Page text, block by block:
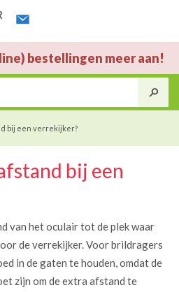
bestellingen meer aan!
bij een verrekijker?
bij een
van het oculair tot de plek waar
de verrekijker. Voor brildragers
in de gaten te houden, omdat de
zijn om de extra afstand te